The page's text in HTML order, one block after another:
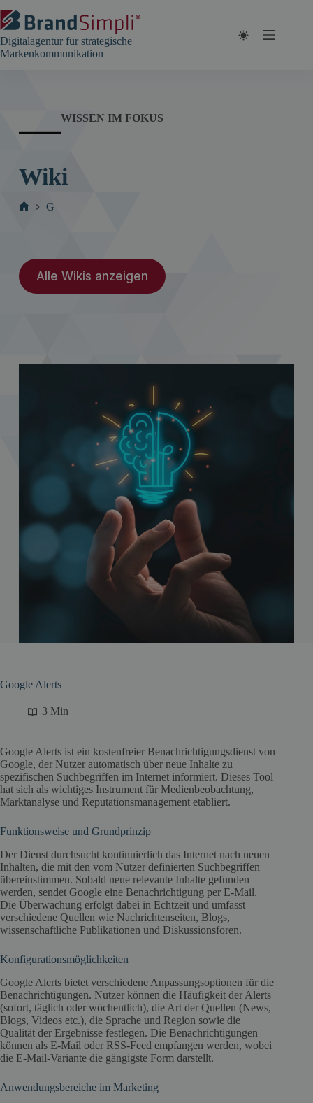
Inhalt
springen
Digitalagentur für strategische
Markenkommunikation
WISSEN IM FOKUS
Wiki
G
Alle Wikis anzeigen
Google Alerts
3 Min
Google Alerts ist ein kostenfreier Benachrichtigungsdienst von
Google, der Nutzer automatisch über neue Inhalte zu
spezifischen Suchbegriffen im Internet informiert. Dieses Tool
hat sich als wichtiges Instrument für Medienbeobachtung,
Marktanalyse und Reputationsmanagement etabliert.
Funktionsweise und Grundprinzip
Der Dienst durchsucht kontinuierlich das Internet nach neuen
Inhalten, die mit den vom Nutzer definierten Suchbegriffen
übereinstimmen. Sobald neue relevante Inhalte gefunden
werden, sendet Google eine Benachrichtigung per E-Mail.
Die Überwachung erfolgt dabei in Echtzeit und umfasst
verschiedene Quellen wie Nachrichtenseiten, Blogs,
wissenschaftliche Publikationen und Diskussionsforen.
Konfigurationsmöglichkeiten
Google Alerts bietet verschiedene Anpassungsoptionen für die
Benachrichtigungen. Nutzer können die Häufigkeit der Alerts
(sofort, täglich oder wöchentlich), die Art der Quellen (News,
Blogs, Videos etc.), die Sprache und Region sowie die
Qualität der Ergebnisse festlegen. Die Benachrichtigungen
können als E-Mail oder RSS-Feed empfangen werden, wobei
die E-Mail-Variante die gängigste Form darstellt.
Anwendungsbereiche im Marketing